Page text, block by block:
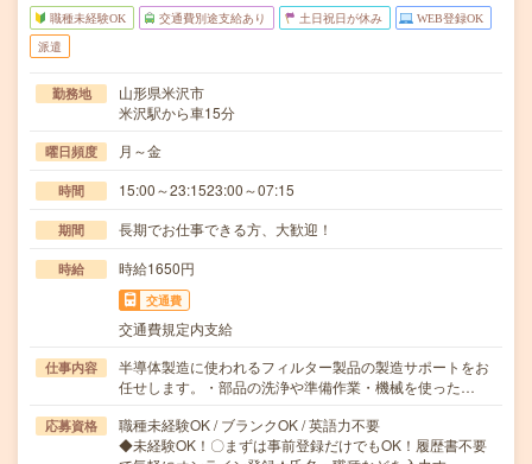
職種未経験OK 交通費別途支給あり 土日祝日が休み WEB登録OK
派遣
勤務地
山形県米沢市
米沢駅から車15分
曜日頻度 月～金
時間 15:00～23:1523:00～07:15
期間 長期でお仕事できる方、大歓迎！
時給 時給1650円
交通費
交通費規定内支給
仕事内容
半導体製造に使われるフィルター製品の製造サポートをお
任せします。・部品の洗浄や準備作業・機械を使った…
応募資格
職種未経験OK / ブランクOK / 英語力不要
◆未経験OK！〇まずは事前登録だけでもOK！履歴書不要